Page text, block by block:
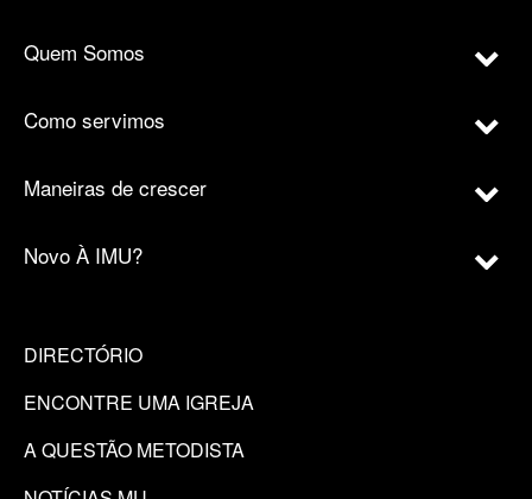
Quem Somos
Como servimos
Maneiras de crescer
Novo À IMU?
DIRECTÓRIO
ENCONTRE UMA IGREJA
A QUESTÃO METODISTA